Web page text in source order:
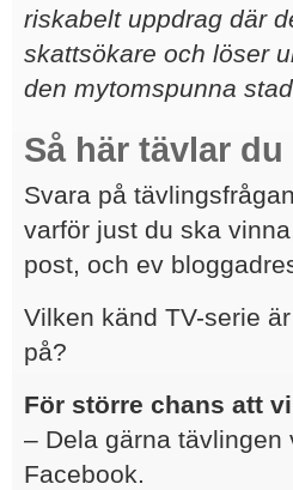
riskabelt uppdrag där
skattsökare och löser
den mytomspunna
Så här tävlar du
Svara på
varför just du ska
post, och ev
Vilken känd TV-serie
på?
För större chans att
– Dela gärna
Facebook.